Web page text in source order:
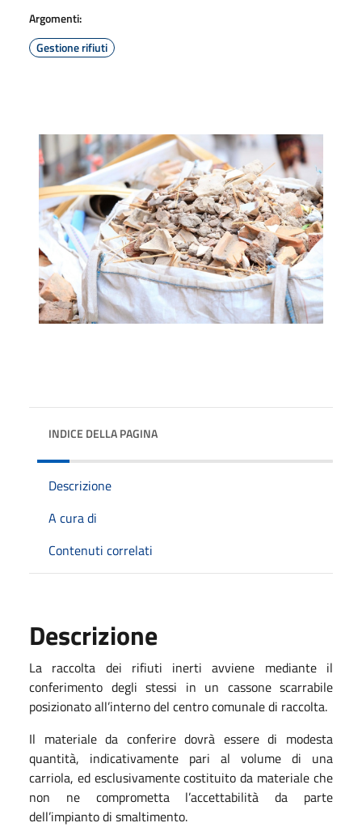
Argomenti:
Gestione rifiuti
INDICE DELLA PAGINA
Descrizione
A cura di
Contenuti correlati
Descrizione
La raccolta dei rifiuti inerti avviene mediante il
conferimento degli stessi in un cassone scarrabile
posizionato all’interno del centro comunale di raccolta.
Il materiale da conferire dovrà essere di modesta
quantità, indicativamente pari al volume di una
carriola, ed esclusivamente costituito da materiale che
non ne comprometta l’accettabilità da parte
dell’impianto di smaltimento.